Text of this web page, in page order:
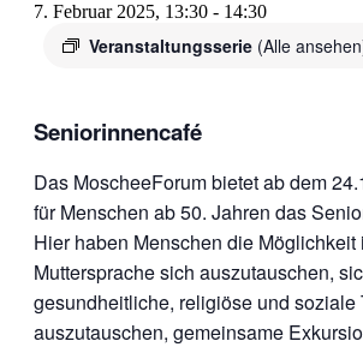
7. Februar 2025, 13:30 - 14:30
Veranstaltungsserie (Alle
Seniorinnencafé
Das MoscheeForum bietet ab dem
für Menschen ab 50. Jahren das
Hier haben Menschen die Möglichkeit
Muttersprache sich auszutauschen,
gesundheitliche, religiöse und soziale
auszutauschen, gemeinsame